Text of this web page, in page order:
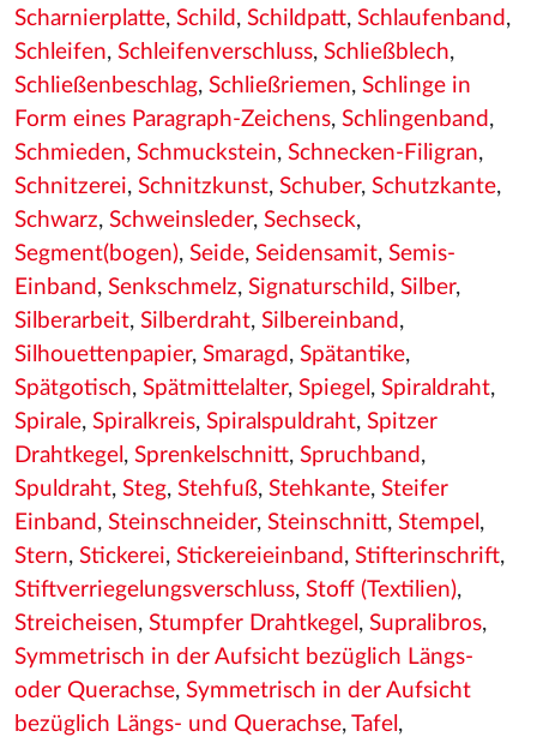
Scharnierplatte, Schild , Schildpatt, Schlaufenband ,
Schleifen, Schleifenverschluss, Schließblech,
Schließenbeschlag, Schließriemen, Schlinge in
Form eines Paragraph-Zeichens, Schlingenband ,
Schmieden, Schmuckstein, Schnecken-Filigran,
Schnitzerei, Schnitzkunst, Schuber, Schutzkante,
Schwarz, Schweinsleder, Sechseck,
Segment(bogen), Seide, Seidensamit, Semis-
Einband , Senkschmelz, Signaturschild , Silber,
Silberarbeit, Silberdraht, Silbereinband ,
Silhouettenpapier, Smaragd , Spätantike,
Spätgotisch, Spätmittelalter, Spiegel , Spiraldraht,
Spirale, Spiralkreis, Spiralspuldraht, Spitzer
Drahtkegel , Sprenkelschnitt, Spruchband ,
Spuldraht, Steg, Stehfuß, Stehkante, Steifer
Einband , Steinschneider, Steinschnitt, Stempel ,
Stern, Stickerei, Stickereieinband , Stifterinschrift,
Stiftverriegelungsverschluss, Stoff (Textilien),
Streicheisen, Stumpfer Drahtkegel , Supralibros,
Symmetrisch in der Aufsicht bezüglich Längs-
oder Querachse, Symmetrisch in der Aufsicht
bezüglich Längs- und Querachse, Tafel ,